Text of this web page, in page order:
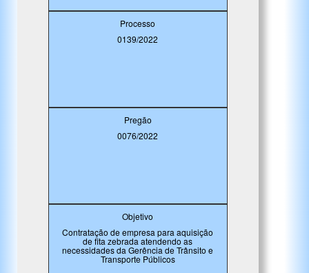
Processo
0139/2022
Pregão
0076/2022
Objetivo
Contratação de empresa para aquisição
de fita zebrada atendendo as
necessidades da Gerência de Trânsito e
Transporte Públicos